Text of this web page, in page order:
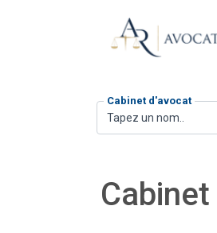
Cabinet d'avocat